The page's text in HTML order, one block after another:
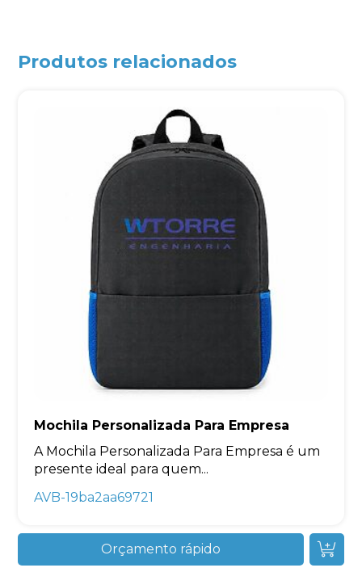
Produtos relacionados
Mochila Personalizada Para Empresa
A Mochila Personalizada Para Empresa é um
presente ideal para quem...
AVB-19ba2aa69721
Orçamento rápido